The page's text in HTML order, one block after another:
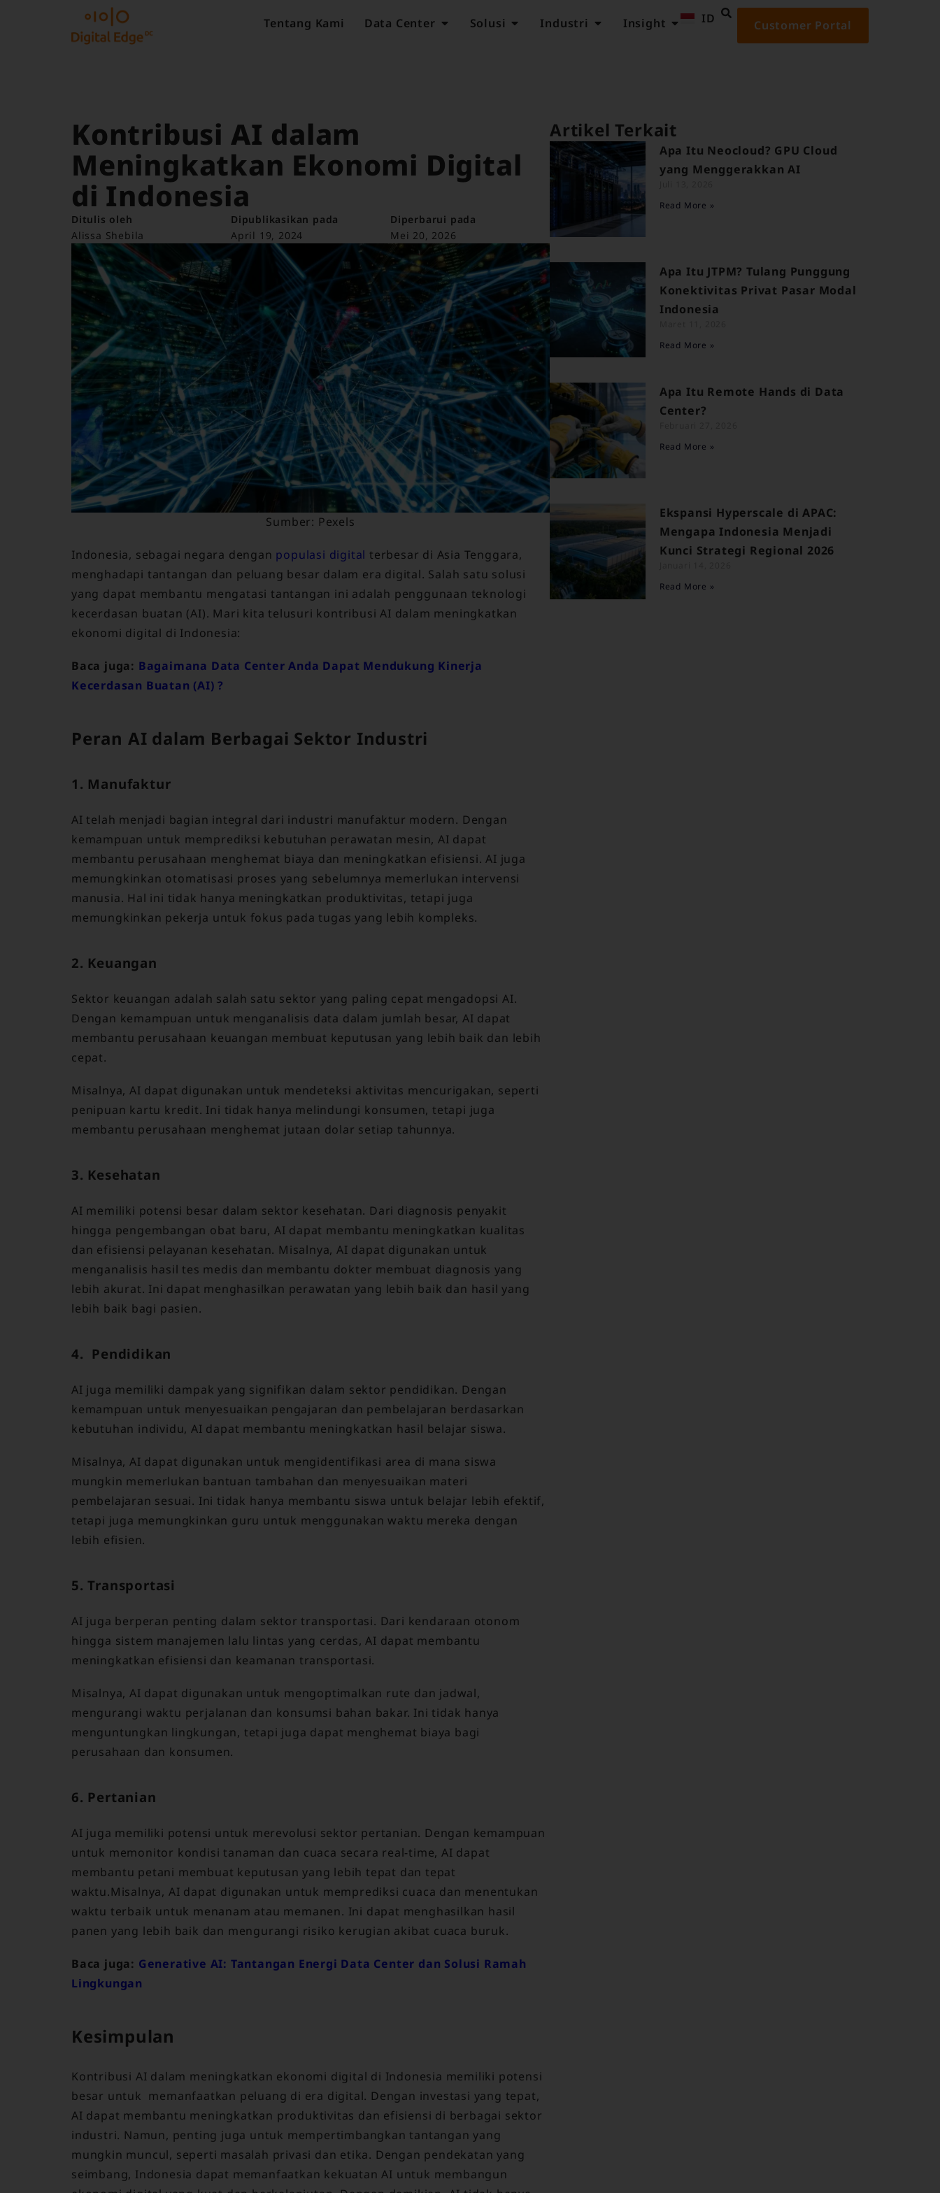
Tentang Kami Data Center Solusi Industri Insight ID
EN Customer Portal
Kontribusi AI dalam
Meningkatkan Ekonomi Digital
di Indonesia
Ditulis oleh
Alissa Shebila
Dipublikasikan pada
April 19, 2024
Diperbarui pada
Mei 20, 2026
Sumber: Pexels
Indonesia, sebagai negara dengan populasi digital terbesar di Asia Tenggara,
menghadapi tantangan dan peluang besar dalam era digital. Salah satu solusi
yang dapat membantu mengatasi tantangan ini adalah penggunaan teknologi
kecerdasan buatan (AI). Mari kita telusuri kontribusi AI dalam meningkatkan
ekonomi digital di Indonesia:
Baca juga: Bagaimana Data Center Anda Dapat Mendukung Kinerja
Kecerdasan Buatan (AI) ?
Peran AI dalam Berbagai Sektor Industri
1. Manufaktur
AI telah menjadi bagian integral dari industri manufaktur modern. Dengan
kemampuan untuk memprediksi kebutuhan perawatan mesin, AI dapat
membantu perusahaan menghemat biaya dan meningkatkan efisiensi. AI juga
memungkinkan otomatisasi proses yang sebelumnya memerlukan intervensi
manusia. Hal ini tidak hanya meningkatkan produktivitas, tetapi juga
memungkinkan pekerja untuk fokus pada tugas yang lebih kompleks.
2. Keuangan
Sektor keuangan adalah salah satu sektor yang paling cepat mengadopsi AI.
Dengan kemampuan untuk menganalisis data dalam jumlah besar, AI dapat
membantu perusahaan keuangan membuat keputusan yang lebih baik dan lebih
cepat.
Misalnya, AI dapat digunakan untuk mendeteksi aktivitas mencurigakan, seperti
penipuan kartu kredit. Ini tidak hanya melindungi konsumen, tetapi juga
membantu perusahaan menghemat jutaan dolar setiap tahunnya.
3. Kesehatan
AI memiliki potensi besar dalam sektor kesehatan. Dari diagnosis penyakit
hingga pengembangan obat baru, AI dapat membantu meningkatkan kualitas
dan efisiensi pelayanan kesehatan. Misalnya, AI dapat digunakan untuk
menganalisis hasil tes medis dan membantu dokter membuat diagnosis yang
lebih akurat. Ini dapat menghasilkan perawatan yang lebih baik dan hasil yang
lebih baik bagi pasien.
4. Pendidikan
AI juga memiliki dampak yang signifikan dalam sektor pendidikan. Dengan
kemampuan untuk menyesuaikan pengajaran dan pembelajaran berdasarkan
kebutuhan individu, AI dapat membantu meningkatkan hasil belajar siswa.
Misalnya, AI dapat digunakan untuk mengidentifikasi area di mana siswa
mungkin memerlukan bantuan tambahan dan menyesuaikan materi
pembelajaran sesuai. Ini tidak hanya membantu siswa untuk belajar lebih efektif,
tetapi juga memungkinkan guru untuk menggunakan waktu mereka dengan
lebih efisien.
5. Transportasi
AI juga berperan penting dalam sektor transportasi. Dari kendaraan otonom
hingga sistem manajemen lalu lintas yang cerdas, AI dapat membantu
meningkatkan efisiensi dan keamanan transportasi.
Misalnya, AI dapat digunakan untuk mengoptimalkan rute dan jadwal,
mengurangi waktu perjalanan dan konsumsi bahan bakar. Ini tidak hanya
menguntungkan lingkungan, tetapi juga dapat menghemat biaya bagi
perusahaan dan konsumen.
6. Pertanian
AI juga memiliki potensi untuk merevolusi sektor pertanian. Dengan kemampuan
untuk memonitor kondisi tanaman dan cuaca secara real-time, AI dapat
membantu petani membuat keputusan yang lebih tepat dan tepat
waktu.Misalnya, AI dapat digunakan untuk memprediksi cuaca dan menentukan
waktu terbaik untuk menanam atau memanen. Ini dapat menghasilkan hasil
panen yang lebih baik dan mengurangi risiko kerugian akibat cuaca buruk.
Baca juga: Generative AI: Tantangan Energi Data Center dan Solusi Ramah
Lingkungan
Kesimpulan
Kontribusi AI dalam meningkatkan ekonomi digital di Indonesia memiliki potensi
besar untuk memanfaatkan peluang di era digital. Dengan investasi yang tepat,
AI dapat membantu meningkatkan produktivitas dan efisiensi di berbagai sektor
industri. Namun, penting juga untuk mempertimbangkan tantangan yang
mungkin muncul, seperti masalah privasi dan etika. Dengan pendekatan yang
seimbang, Indonesia dapat memanfaatkan kekuatan AI untuk membangun
Artikel Terkait
Apa Itu Neocloud? GPU Cloud
yang Menggerakkan AI
Read More »
Apa Itu JTPM? Tulang Punggung
Konektivitas Privat Pasar Modal
Indonesia
Read More »
Apa Itu Remote Hands di Data
Center?
Read More »
Ekspansi Hyperscale di APAC:
Mengapa Indonesia Menjadi
Kunci Strategi Regional 2026
Read More »